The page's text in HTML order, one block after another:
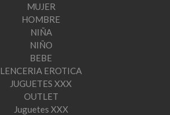
MUJER
HOMBRE
NIÑA
NIÑO
BEBE
LENCERIA EROTICA
JUGUETES XXX
OUTLET
Juguetes XXX